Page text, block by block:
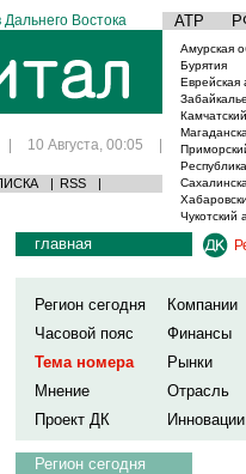
Востока АТР
| 10 Августа, 00:05 |
| RSS |
Амурская
Бурятия
Еврейская
Чукотский
главная
Регион сегодня
Компании
Часовой пояс
Финансы
Тема номера
Рынки
Мнение
Отрасль
Проект ДК
Инновации
Регион сегодня